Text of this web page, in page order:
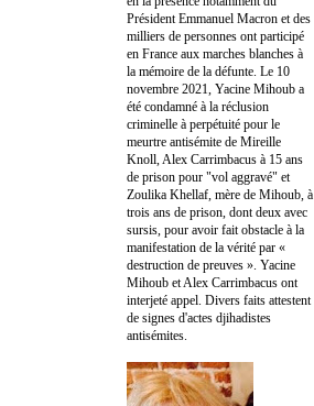
Président Emmanuel Macron et des
milliers de personnes ont participé
en France aux marches blanches à
la mémoire de la défunte. Le 10
novembre 2021, Yacine Mihoub a
été condamné à la réclusion
criminelle à perpétuité pour le
meurtre antisémite de Mireille
Knoll, Alex Carrimbacus à 15 ans
de prison pour "vol aggravé" et
Zoulika Khellaf, mère de Mihoub, à
trois ans de prison, dont deux avec
sursis, pour avoir fait obstacle à la
manifestation de la vérité par «
destruction de preuves ». Yacine
Mihoub et Alex Carrimbacus ont
interjeté appel. Divers faits attestent
de signes d'actes djihadistes
antisémites.